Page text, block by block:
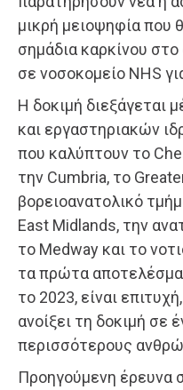
μικρή μειοψηφία που
σημάδια καρκίνου
σε νοσοκομείο NHS
Η δοκιμή διεξάγεται
και εργαστηριακών
που καλύπτουν το
την Cumbria, το
βορειοανατολικό
East Midlands, την
το Medway και το
τα πρώτα
το 2023, είναι
ανοίξει τη δοκιμή σε
περισσότερους
Προηγούμενη έρευνα